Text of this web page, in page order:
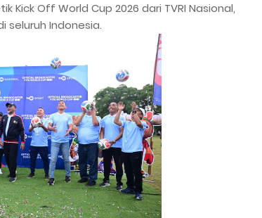
Off World Cup 2026 dari TVRI Nasional,
seluruh Indonesia.